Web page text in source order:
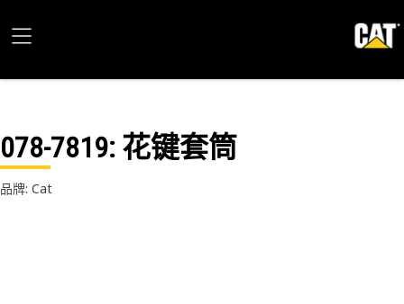
078-7819: 花键套筒
品牌: Cat